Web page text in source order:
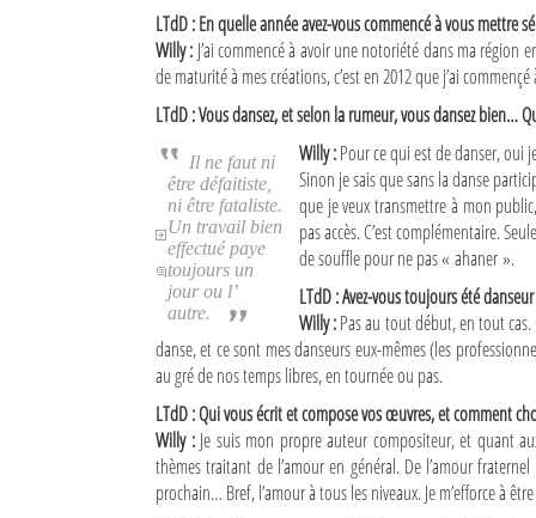
Le Nord de Madagascar
L'actualité du tourisme
LTdD : En quelle année avez-vous commencé à vous mettre
Willy : J’ai commencé à avoir une notoriété dans ma région
de maturité à mes créations, c’est en 2012 que j’ai
LTdD : Vous dansez, et selon la rumeur, vous dansez bien…
Il ne faut ni
être défaitiste,
ni être fataliste.
Un travail bien
effectué paye
toujours un
jour ou l’
autre.
Willy :Pour ce qui est de danser, oui
Sinon je sais que sans la danse
que je veux transmettre à mon
pas accès. C’est complémentaire.
de souffle pour ne pas « ahaner ».
LTdD : Avez-vous toujours été
Willy :Pas au tout début, en tout cas.
danse, et ce sont mes danseurs eux-mêmes (les
au gré de nos temps libres, en tournée ou pas.
LTdD : Qui vous écrit et compose vos œuvres, et comment
Willy :Je suis mon propre auteur compositeur, et quant
thèmes traitant de l’amour en général. De l’amour
prochain… Bref, l’amour à tous les niveaux. Je m’efforce à